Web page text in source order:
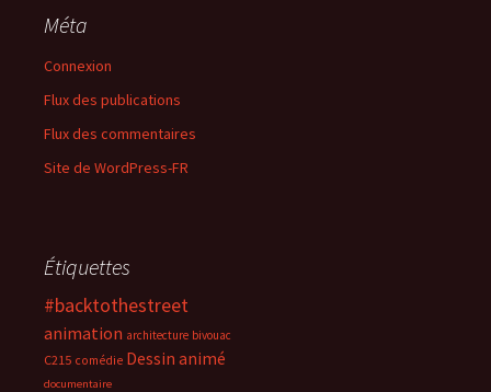
Méta
Connexion
Flux des publications
Flux des commentaires
Site de WordPress-FR
Étiquettes
#backtothestreet
animation architecture bivouac
C215 comédie Dessin animé
documentaire